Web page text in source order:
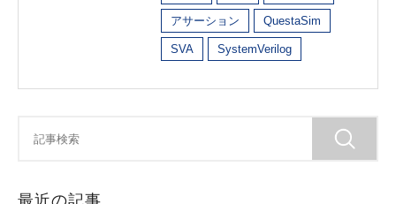
アサーション QuestaSim
SVA SystemVerilog
最近の記事